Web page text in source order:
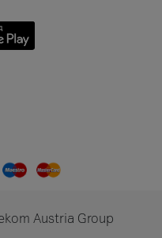
Austria Group